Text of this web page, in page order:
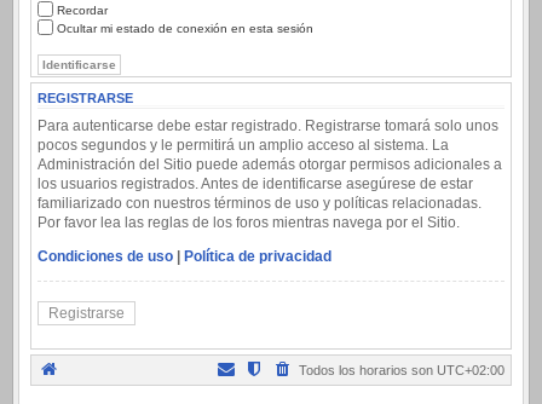
Recordar
Ocultar mi estado de conexión en esta sesión
REGISTRARSE
Para autenticarse debe estar registrado. Registrarse tomará solo unos
pocos segundos y le permitirá un amplio acceso al sistema. La
Administración del Sitio puede además otorgar permisos adicionales a
los usuarios registrados. Antes de identificarse asegúrese de estar
familiarizado con nuestros términos de uso y políticas relacionadas.
Por favor lea las reglas de los foros mientras navega por el Sitio.
Condiciones de uso | Política de privacidad
Registrarse
Todos los horarios son UTC+02:00